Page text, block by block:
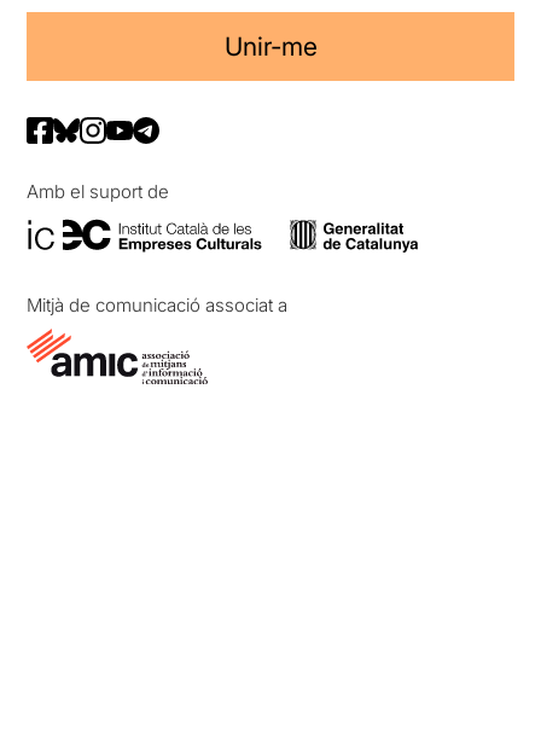
Unir-me
Amb el suport de
Mitjà de comunicació associat a